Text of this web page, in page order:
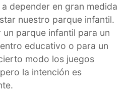
depender en gran medida
nuestro parque infantil.
parque infantil para un
educativo o para un
modo los juegos
la intención es